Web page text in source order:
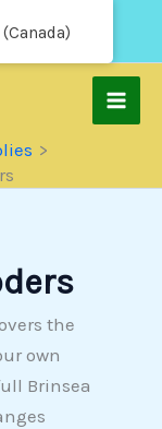
the
own
Brinsea